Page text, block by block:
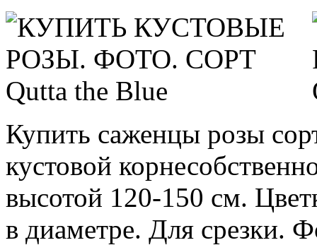
Купить саженцы розы
кустовой
высотой 120-150 см.
в диаметре. Для срезки.